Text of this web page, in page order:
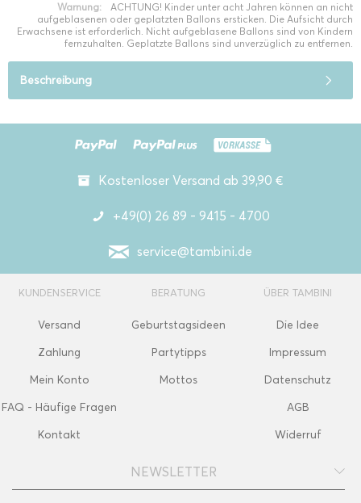
Warnung:
ACHTUNG! Kinder unter acht Jahren können an nicht
aufgeblasenen oder geplatzten Ballons ersticken. Die Aufsicht durch
Erwachsene ist erforderlich. Nicht aufgeblasene Ballons sind von Kindern
fernzuhalten. Geplatzte Ballons sind unverzüglich zu entfernen.
Beschreibung
Kostenloser Versand ab 39,90 €
+49(0) 26 89 - 9415 - 4700
service@tambini.de
KUNDENSERVICE
Versand
Zahlung
Mein Konto
FAQ - Häufige Fragen
Kontakt
BERATUNG
Geburtstagsideen
Partytipps
Mottos
ÜBER TAMBINI
Die Idee
Impressum
Datenschutz
AGB
Widerruf
NEWSLETTER